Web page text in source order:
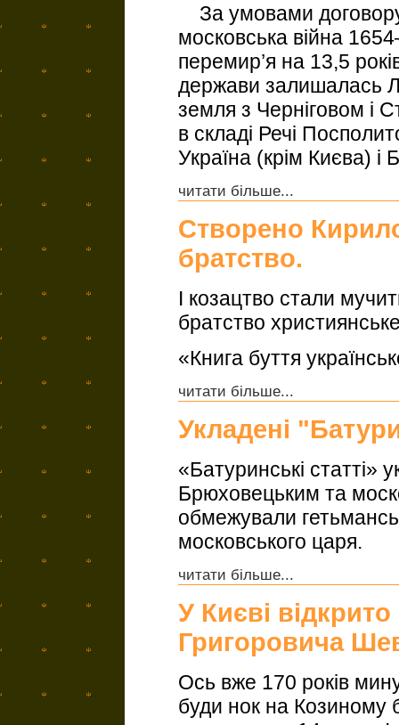
За умовами
московська війна
перемир’я на 13,5
держави залишалась
земля з Черніговом і
в складі Речі
Україна (крім Києва) і
читати більше...
Створено
братство.
І козацтво стали
братство
«Книга буття
читати більше...
Укладені
«Батуринські статті»
Брюховецьким та
обмежували
московського царя.
читати більше...
У Києві
Григоровича
Ось вже 170 років
буди нок на Козиному